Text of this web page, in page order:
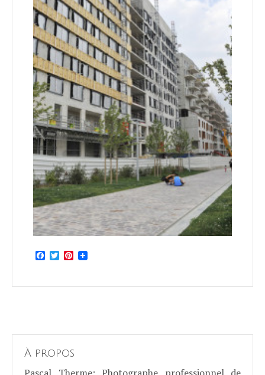
Facebook
TwitterPinterest
À propos